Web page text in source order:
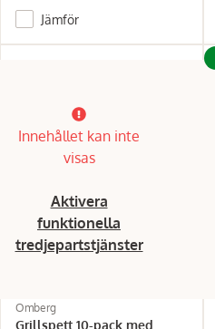
Jämför
Innehållet kan inte
visas
Aktivera
funktionella
tredjepartstjänster
Omberg
Grillspett 10-pack med